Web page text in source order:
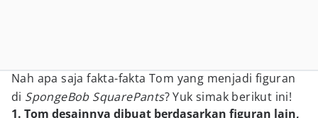
Nah apa saja fakta-fakta Tom yang menjadi figuran
di SpongeBob SquarePants? Yuk simak berikut ini!
1. Tom desainnya dibuat berdasarkan figuran lain,